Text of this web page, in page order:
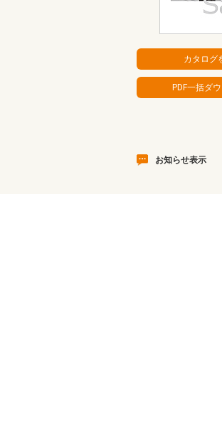
お知らせ表示